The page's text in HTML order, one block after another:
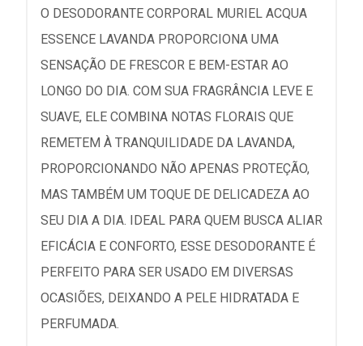
O DESODORANTE CORPORAL MURIEL ACQUA
ESSENCE LAVANDA PROPORCIONA UMA
SENSAÇÃO DE FRESCOR E BEM-ESTAR AO
LONGO DO DIA. COM SUA FRAGRÂNCIA LEVE E
SUAVE, ELE COMBINA NOTAS FLORAIS QUE
REMETEM À TRANQUILIDADE DA LAVANDA,
PROPORCIONANDO NÃO APENAS PROTEÇÃO,
MAS TAMBÉM UM TOQUE DE DELICADEZA AO
SEU DIA A DIA. IDEAL PARA QUEM BUSCA ALIAR
EFICÁCIA E CONFORTO, ESSE DESODORANTE É
PERFEITO PARA SER USADO EM DIVERSAS
OCASIÕES, DEIXANDO A PELE HIDRATADA E
PERFUMADA.